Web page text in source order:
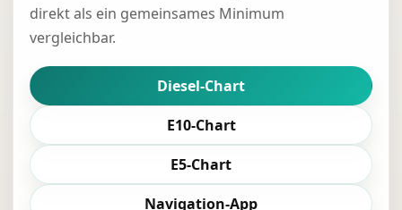
direkt als ein gemeinsames Minimum
vergleichbar.
Diesel-Chart
E10-Chart
E5-Chart
Navigation-App